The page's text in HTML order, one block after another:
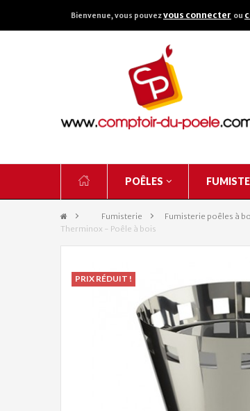
Bienvenue, vous pouvezvous connecter ou
POÊLES
&gt; Fumisterie > Fumisterie poêles à
Therminox - Poêle à bois
PRIX RÉDUIT !